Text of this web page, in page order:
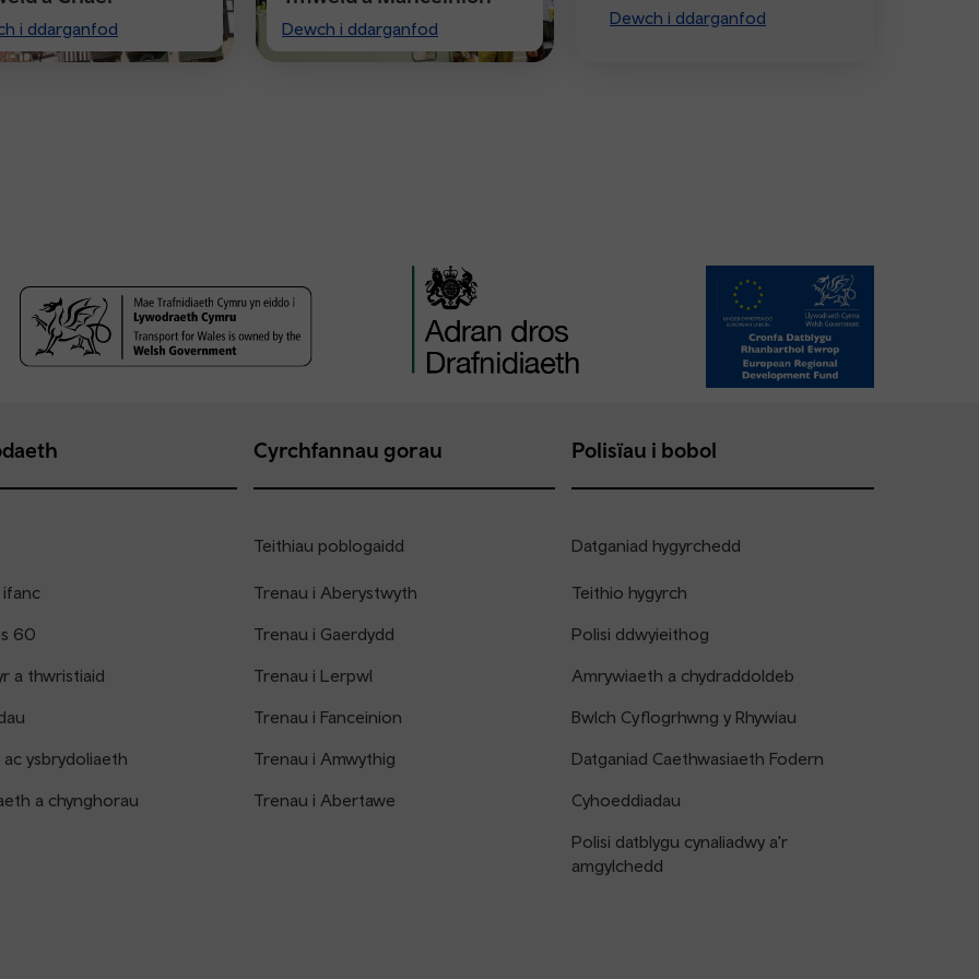
i ddarganfod Dewch i ddarganfod
Visiting
Manchester
Dewch i ddarganfod
ifanc
60
a thwristiaid
ac ysbrydoliaeth
a chynghorau
Cyrchfannau gorau
Teithiau poblogaidd
Trenau i Aberystwyth
Trenau i Gaerdydd
Trenau i Lerpwl
Trenau i Fanceinion
Trenau i Amwythig
Trenau i Abertawe
Polisïau i bobol
Datganiad hygyrchedd
Teithio hygyrch
Polisi ddwyieithog
Amrywiaeth a chydraddoldeb
Bwlch Cyflogrhwng y Rhywiau
Datganiad Caethwasiaeth Fodern
Cyhoeddiadau
Polisi datblygu cynaliadwy a'r
amgylchedd